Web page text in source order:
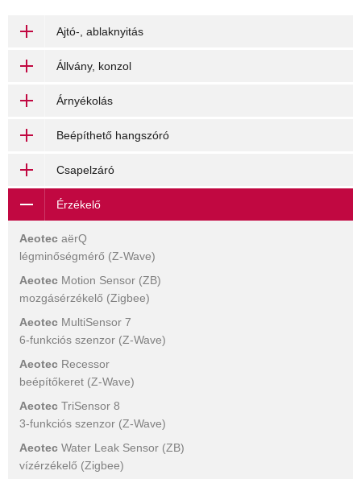
Ajtó-, ablaknyitás
Állvány, konzol
Árnyékolás
Beépíthető hangszóró
Csapelzáró
Érzékelő
Aeotec aërQ
légminőségmérő (Z-Wave)
Aeotec Motion Sensor (ZB)
mozgásérzékelő (Zigbee)
Aeotec MultiSensor 7
6-funkciós szenzor (Z-Wave)
Aeotec Recessor
beépítőkeret (Z-Wave)
Aeotec TriSensor 8
3-funkciós szenzor (Z-Wave)
Aeotec Water Leak Sensor (ZB)
vízérzékelő (Zigbee)